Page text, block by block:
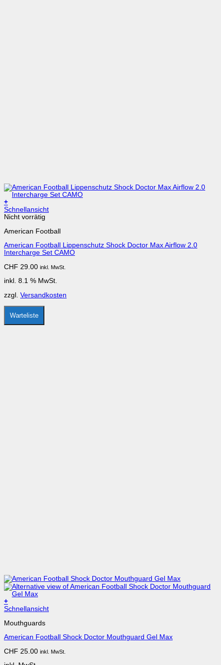
+
Schnellansicht
Nicht vorrätig
American Football
American Football Lippenschutz Shock Doctor Max Airflow 2.0
Intercharge Set CAMO
CHF 29.00 inkl. MwSt.
inkl. 8.1 % MwSt.
zzgl. Versandkosten
Warteliste
+
Dieses
weist
Varianten
Die
Schnellansicht
Mouthguards
American Football Shock Doctor Mouthguard Gel Max
CHF 25.00 inkl. MwSt.